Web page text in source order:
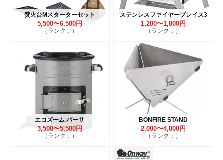
焚火台Mスターターセット
5,500〜6,500円
（ランク：）
ステンレスファイヤープレイス3
1,200〜1,800円
（ランク：）
エコズーム バーサ
3,500〜5,500円
（ランク：）
BONFIRE STAND
2,000〜4,000円
（ランク：）